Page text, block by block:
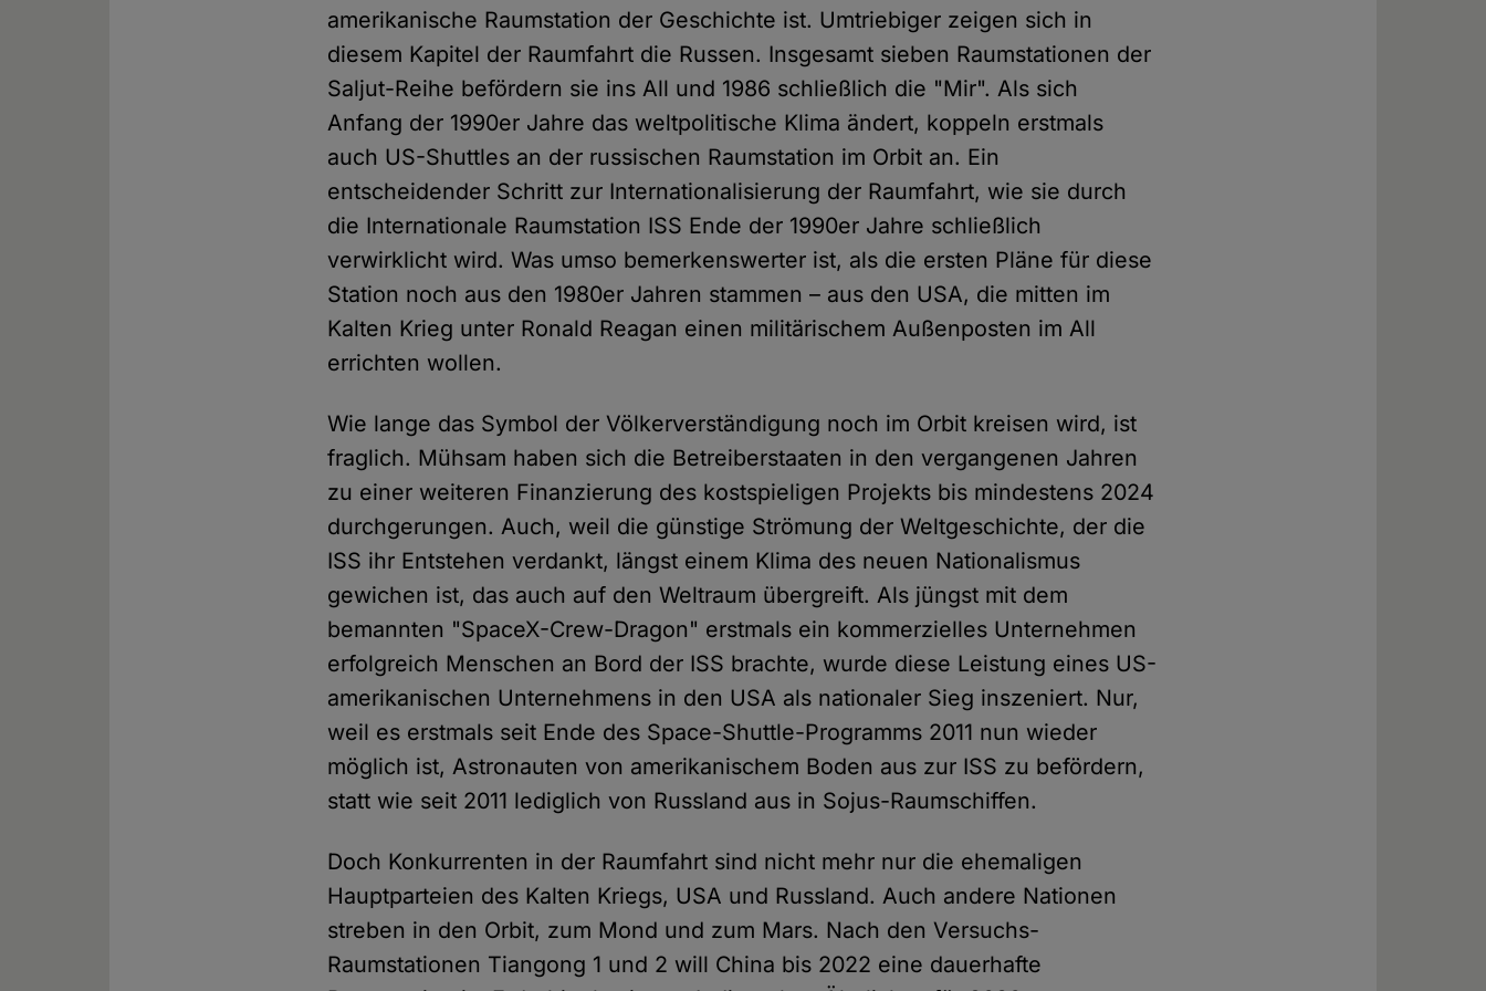
amerikanische Raumstation der Geschichte ist. Umtriebiger zeigen sich in
diesem Kapitel der Raumfahrt die Russen. Insgesamt sieben Raumstationen der
Saljut-Reihe befördern sie ins All und 1986 schließlich die "Mir". Als sich
Anfang der 1990er Jahre das weltpolitische Klima ändert, koppeln erstmals
auch US-Shuttles an der russischen Raumstation im Orbit an. Ein
entscheidender Schritt zur Internationalisierung der Raumfahrt, wie sie durch
die Internationale Raumstation ISS Ende der 1990er Jahre schließlich
verwirklicht wird. Was umso bemerkenswerter ist, als die ersten Pläne für diese
Station noch aus den 1980er Jahren stammen – aus den USA, die mitten im
Kalten Krieg unter Ronald Reagan einen militärischem Außenposten im All
errichten wollen.
Wie lange das Symbol der Völkerverständigung noch im Orbit kreisen wird, ist
fraglich. Mühsam haben sich die Betreiberstaaten in den vergangenen Jahren
zu einer weiteren Finanzierung des kostspieligen Projekts bis mindestens 2024
durchgerungen. Auch, weil die günstige Strömung der Weltgeschichte, der die
ISS ihr Entstehen verdankt, längst einem Klima des neuen Nationalismus
gewichen ist, das auch auf den Weltraum übergreift. Als jüngst mit dem
bemannten "SpaceX-Crew-Dragon" erstmals ein kommerzielles Unternehmen
erfolgreich Menschen an Bord der ISS brachte, wurde diese Leistung eines US-
amerikanischen Unternehmens in den USA als nationaler Sieg inszeniert. Nur,
weil es erstmals seit Ende des Space-Shuttle-Programms 2011 nun wieder
möglich ist, Astronauten von amerikanischem Boden aus zur ISS zu befördern,
statt wie seit 2011 lediglich von Russland aus in Sojus-Raumschiffen.
Doch Konkurrenten in der Raumfahrt sind nicht mehr nur die ehemaligen
Hauptparteien des Kalten Kriegs, USA und Russland. Auch andere Nationen
streben in den Orbit, zum Mond und zum Mars. Nach den Versuchs-
Raumstationen Tiangong 1 und 2 will China bis 2022 eine dauerhafte